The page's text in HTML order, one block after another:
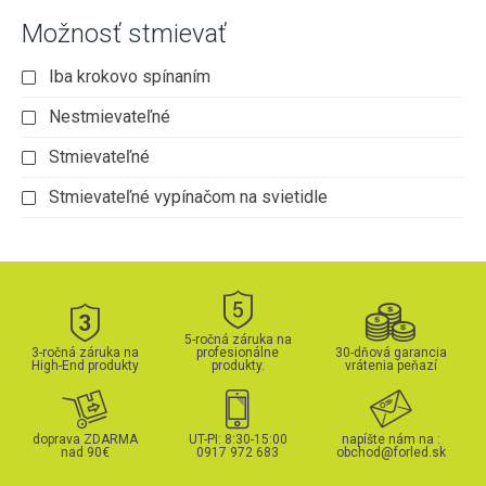
Možnosť stmievať
Iba krokovo spínaním
Nestmievateľné
Stmievateľné
Stmievateľné vypínačom na svietidle
3-ročná záruka na
High-End produkty
5-ročná záruka na
profesionálne
produkty.
30-dňová garancia
vrátenia peňazí
doprava ZDARMA
nad 90€
UT-PI: 8:30-15:00
0917 972 683
napíšte nám na :
obchod@forled.sk